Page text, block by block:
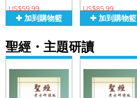
福音禮品
電子書
產品目錄
US$59.99
✚ 加到購物籃
US$85.99
✚ 加到購物籃
聖經・主題研讀